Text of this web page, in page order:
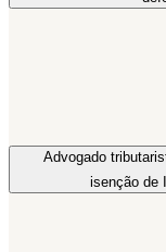
Advogado
isenção de